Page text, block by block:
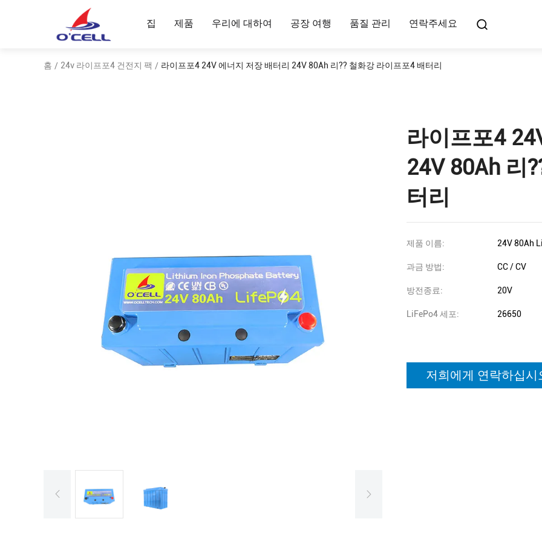
집 제품 우리에 대하여 공장 여행 품질 관리 연락주세요
홈 / 24v 라이프포4 건전지 팩 / 라이프포4 24V 에너지 저장 배터리 24V 80Ah 리?? 철화강 라이프포4 배터리
라이프포4
24V 80Ah 리
터리
제품 이름: 24V 80Ah
과금 방법: CC / CV
방전종료: 20V
LiFePo4 세포: 26650
저희에게 연락하십시